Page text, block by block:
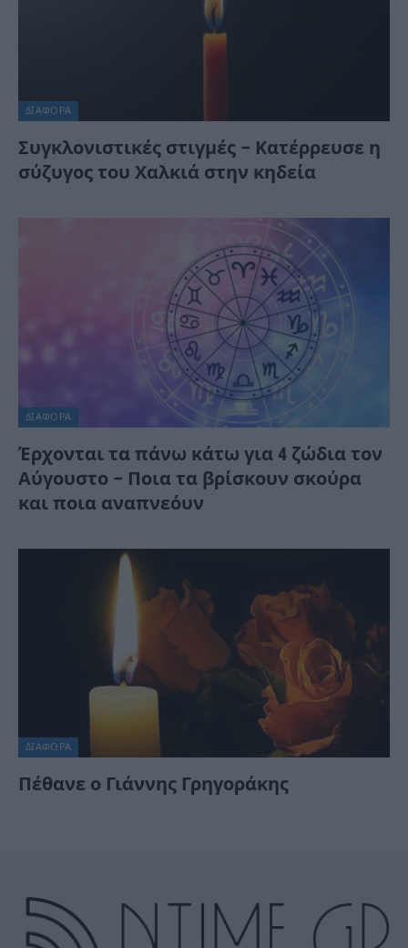
ΔΙΆΦΟΡΑ
Συγκλονιστικές στιγμές – Κατέρρευσε η
σύζυγος του Χαλκιά στην κηδεία
ΔΙΆΦΟΡΑ
Έρχονται τα πάνω κάτω για 4 ζώδια τον
Αύγουστο – Ποια τα βρίσκουν σκούρα
και ποια αναπνεόυν
ΔΙΆΦΟΡΑ
Πέθανε ο Γιάννης Γρηγοράκης